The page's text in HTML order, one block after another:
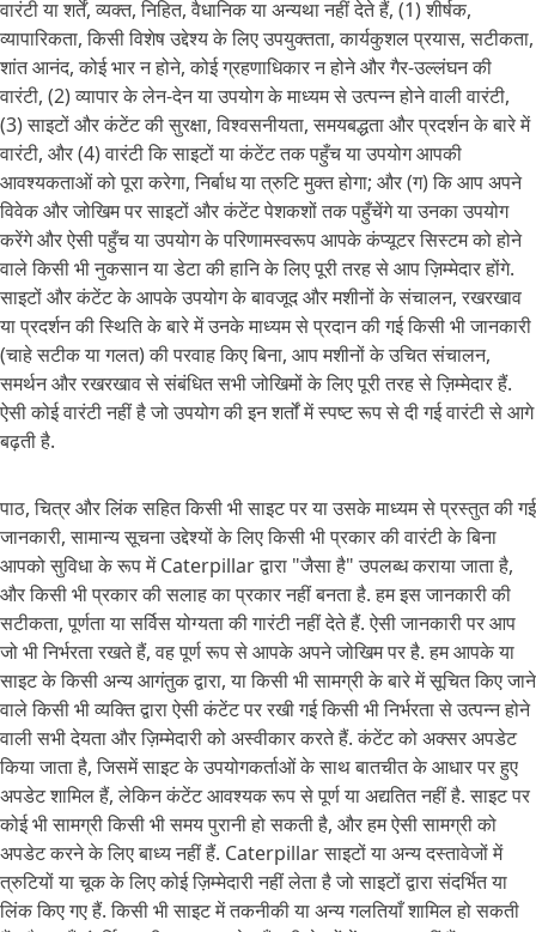
वारंटी या शर्तें, व्यक्त, निहित, वैधानिक या अन्यथा नहीं देते हैं, (1) शीर्षक,
व्यापारिकता, किसी विशेष उद्देश्य के लिए उपयुक्तता, कार्यकुशल प्रयास, सटीकता,
शांत आनंद, कोई भार न होने, कोई ग्रहणाधिकार न होने और गैर-उल्लंघन की
वारंटी, (2) व्यापार के लेन-देन या उपयोग के माध्यम से उत्पन्न होने वाली वारंटी,
(3) साइटों और कंटेंट की सुरक्षा, विश्वसनीयता, समयबद्धता और प्रदर्शन के बारे में
वारंटी, और (4) वारंटी कि साइटों या कंटेंट तक पहुँच या उपयोग आपकी
आवश्यकताओं को पूरा करेगा, निर्बाध या त्रुटि मुक्त होगा; और (ग) कि आप अपने
विवेक और जोखिम पर साइटों और कंटेंट पेशकशों तक पहुँचेंगे या उनका उपयोग
करेंगे और ऐसी पहुँच या उपयोग के परिणामस्वरूप आपके कंप्यूटर सिस्टम को होने
वाले किसी भी नुकसान या डेटा की हानि के लिए पूरी तरह से आप ज़िम्मेदार होंगे.
साइटों और कंटेंट के आपके उपयोग के बावजूद और मशीनों के संचालन, रखरखाव
या प्रदर्शन की स्थिति के बारे में उनके माध्यम से प्रदान की गई किसी भी जानकारी
(चाहे सटीक या गलत) की परवाह किए बिना, आप मशीनों के उचित संचालन,
समर्थन और रखरखाव से संबंधित सभी जोखिमों के लिए पूरी तरह से ज़िम्मेदार हैं.
ऐसी कोई वारंटी नहीं है जो उपयोग की इन शर्तों में स्पष्ट रूप से दी गई वारंटी से आगे
बढ़ती है.
पाठ, चित्र और लिंक सहित किसी भी साइट पर या उसके माध्यम से प्रस्तुत की गई
जानकारी, सामान्य सूचना उद्देश्यों के लिए किसी भी प्रकार की वारंटी के बिना
आपको सुविधा के रूप में Caterpillar द्वारा "जैसा है" उपलब्ध कराया जाता है,
और किसी भी प्रकार की सलाह का प्रकार नहीं बनता है. हम इस जानकारी की
सटीकता, पूर्णता या सर्विस योग्यता की गारंटी नहीं देते हैं. ऐसी जानकारी पर आप
जो भी निर्भरता रखते हैं, वह पूर्ण रूप से आपके अपने जोखिम पर है. हम आपके या
साइट के किसी अन्य आगंतुक द्वारा, या किसी भी सामग्री के बारे में सूचित किए जाने
वाले किसी भी व्यक्ति द्वारा ऐसी कंटेंट पर रखी गई किसी भी निर्भरता से उत्पन्न होने
वाली सभी देयता और ज़िम्मेदारी को अस्वीकार करते हैं. कंटेंट को अक्सर अपडेट
किया जाता है, जिसमें साइट के उपयोगकर्ताओं के साथ बातचीत के आधार पर हुए
अपडेट शामिल हैं, लेकिन कंटेंट आवश्यक रूप से पूर्ण या अद्यतित नहीं है. साइट पर
कोई भी सामग्री किसी भी समय पुरानी हो सकती है, और हम ऐसी सामग्री को
अपडेट करने के लिए बाध्य नहीं हैं. Caterpillar साइटों या अन्य दस्तावेजों में
त्रुटियों या चूक के लिए कोई ज़िम्मेदारी नहीं लेता है जो साइटों द्वारा संदर्भित या
लिंक किए गए हैं. किसी भी साइट में तकनीकी या अन्य गलतियाँ शामिल हो सकती